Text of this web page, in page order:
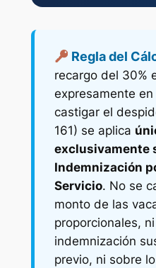
Regla del
recargo del 30%
expresamente
castigar el
161) se aplica
exclusivamente
Indemnización
Servicio. No se
monto de las
proporcionales,
indemnización
previo, ni sobre